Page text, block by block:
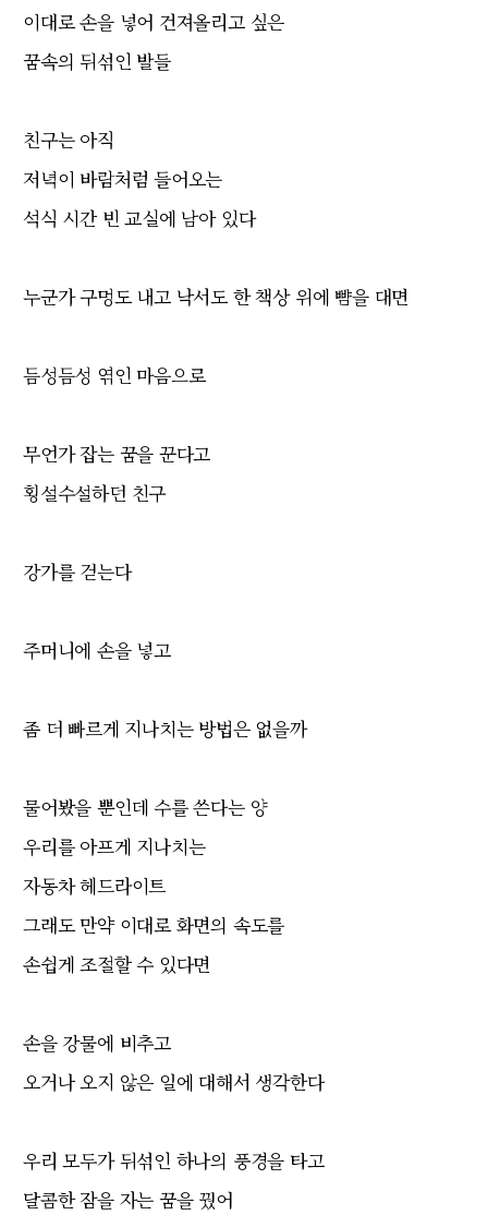
이대로 손을 넣어 건져올리고 싶은
꿈속의 뒤섞인 발들
친구는 아직
저녁이 바람처럼 들어오는
석식 시간 빈 교실에 남아 있다
누군가 구멍도 내고 낙서도 한 책상 위에 뺨을 대면
듬성듬성 엮인 마음으로
무언가 잡는 꿈을 꾼다고
횡설수설하던 친구
강가를 걷는다
주머니에 손을 넣고
좀 더 빠르게 지나치는 방법은 없을까
물어봤을 뿐인데 수를 쓴다는 양
우리를 아프게 지나치는
자동차 헤드라이트
그래도 만약 이대로 화면의 속도를
손쉽게조절할 수 있다면
손을 강물에 비추고
오거나 오지 않은 일에 대해서 생각한다
우리 모두가 뒤섞인 하나의 풍경을 타고
달콤한 잠을 자는 꿈을 꿨어